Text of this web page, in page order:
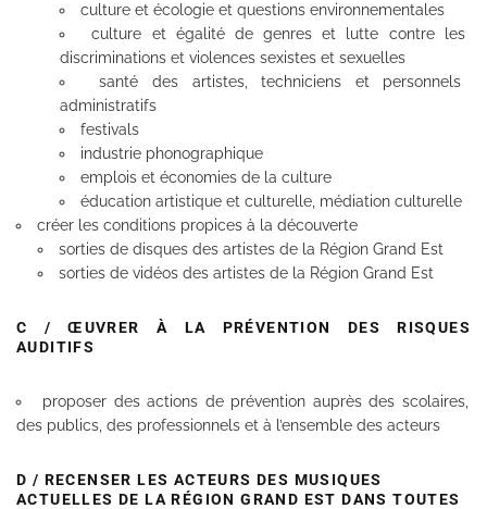
culture et écologie et questions environnementales
culture et égalité de genres et lutte contre les
discriminations et violences sexistes et sexuelles
santé des artistes, techniciens et personnels
administratifs
festivals
industrie phonographique
emplois et économies de la culture
éducation artistique et culturelle, médiation culturelle
créer les conditions propices à la découverte
sorties de disques des artistes de la Région Grand Est
sorties de vidéos des artistes de la Région Grand Est
C / ŒUVRER À LA PRÉVENTION DES RISQUES
AUDITIFS
proposer des actions de prévention auprès des scolaires,
des publics, des professionnels et à l’ensemble des acteurs
D / RECENSER LES ACTEURS DES MUSIQUES
ACTUELLES DE LA RÉGION GRAND EST DANS TOUTES